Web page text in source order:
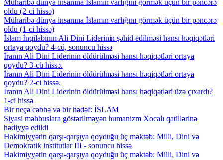
Müharibə dünya insanına İslamın varlığını görmək üçün bir pəncərə
oldu (2-ci hissə)
Müharibə dünya insanına İslamın varlığını görmək üçün bir pəncərə
oldu (1-ci hissə)
İslam İnqilabının Ali Dini Liderinin şəhid edilməsi hansı həqiqətləri
ortaya qoydu? 4-cü, sonuncu hissə
İranın Ali Dini Liderinin öldürülməsi hansı həqiqətləri ortaya
qoydu? 3-cü hissə.
İranın Ali Dini Liderinin öldürülməsi hansı həqiqətləri ortaya
qoydu? 2-ci hissə.
İranın Ali Dini Liderinin öldürülməsi hansı həqiqətləri üzə çıxardı?
1-ci hissə
Bir neçə cəbhə və bir hədəf: İSLAM
Siyasi məhbuslara göstərilməyən humanizm Xocalı qatillərinə
hədiyyə edildi
Hakimiyyətin qarşı-qarşıya qoyduğu üç məktəb: Milli, Dini və
Demokratik institutlar III - sonuncu hissə
Hakimiyyətin qarşı-qarşıya qoyduğu üç məktəb: Milli, Dini və